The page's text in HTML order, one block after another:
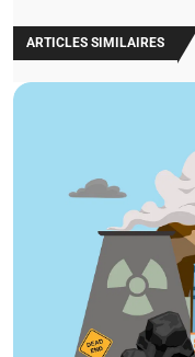
ARTICLES SIMILAIRES